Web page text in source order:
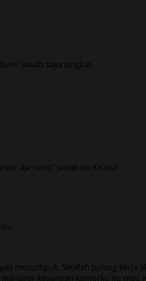
jawab saya singkat.
aja nanti” jawab bu Kirana.
menumpuk. Setelah pulang kerja
keuangan kantorku itu mau